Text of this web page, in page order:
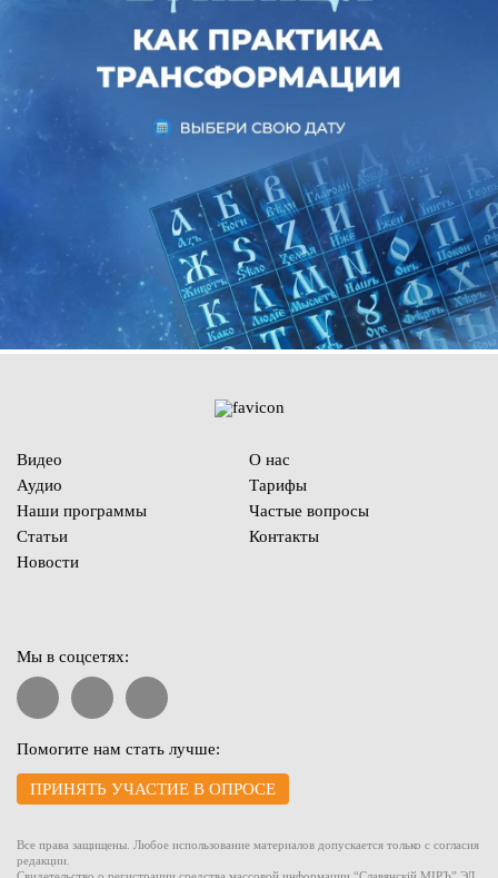
Видео
Аудио
Наши программы
Статьи
Новости
О нас
Тарифы
Частые вопросы
Контакты
Мы в соцсетях:
Помогите нам стать лучше:
ПРИНЯТЬ УЧАСТИЕ В ОПРОСЕ
Все права защищены. Любое использование материалов допускается только с согласия
редакции.